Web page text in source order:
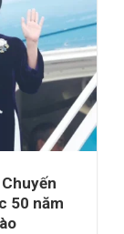
50 năm